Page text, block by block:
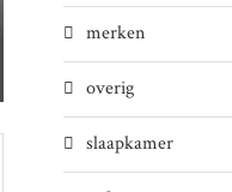
merken
overig
slaapkamer